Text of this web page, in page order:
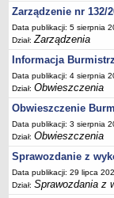
Biblioteka -
Zespół Szkolno-
Miejsko-Gminny
Zakład
Środowiskowy
MAJĄTEK I FINANSE
Budżet Gminy
Majątek Gminy
Sprawozdania z
Sprawozdania z
Zarządzenie nr 132/
Data publikacji: 5 sierpnia
Dział:Zarządzenia
Informacja
Data publikacji: 4 sierpnia
Dział:Obwieszczenia
Obwieszczenie
Data publikacji: 3 sierpnia
Dział:Obwieszczenia
Sprawozdanie z
Data publikacji: 29 lipca
Dział:Sprawozdania z